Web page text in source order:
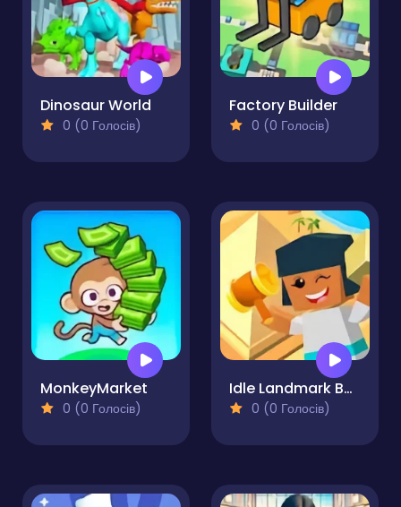
Dinosaur World
0 (0 Голосів)
Factory Builder
0 (0 Голосів)
MonkeyMarket
0 (0 Голосів)
Idle Landmark Builder
0 (0 Голосів)